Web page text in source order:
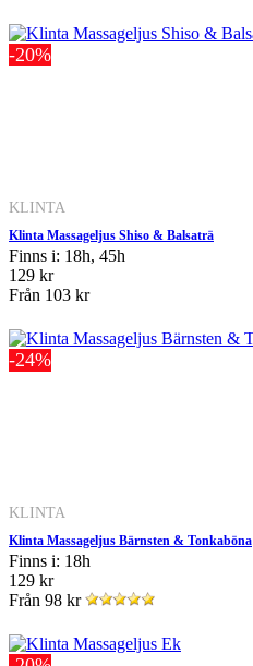
-20%
KLINTA
Klinta Massageljus Shiso & Balsaträ
Finns i: 18h, 45h
129 kr
Från 103 kr
-24%
KLINTA
Klinta Massageljus Bärnsten & Tonkaböna
Finns i: 18h
129 kr
Från 98 kr